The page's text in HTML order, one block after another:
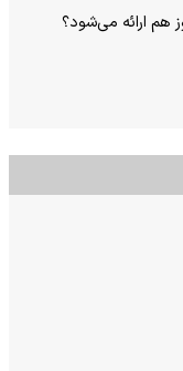
هم ارائه می‌شود؟